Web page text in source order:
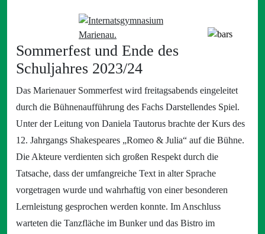
Sommerfest und Ende des
Schuljahres 2023/24
Das Marienauer Sommerfest wird freitagsabends eingeleitet
durch die Bühnenaufführung des Fachs Darstellendes Spiel.
Unter der Leitung von Daniela Tautorus brachte der Kurs des
12. Jahrgangs Shakespeares „Romeo & Julia“ auf die Bühne.
Die Akteure verdienten sich großen Respekt durch die
Tatsache, dass der umfangreiche Text in alter Sprache
vorgetragen wurde und wahrhaftig von einer besonderen
Lernleistung gesprochen werden konnte. Im Anschluss
warteten die Tanzfläche im Bunker und das Bistro im